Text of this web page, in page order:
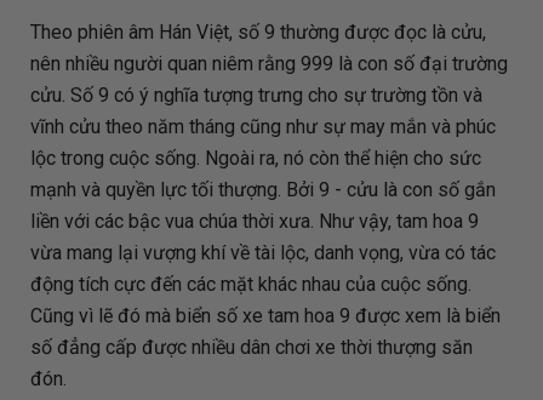
Theo phiên âm Hán Việt, số 9 thường được đọc là cửu,
nên nhiều người quan niêm rằng 999 là con số đại trường
cửu. Số 9 có ý nghĩa tượng trưng cho sự trường tồn và
vĩnh cửu theo năm tháng cũng như sự may mắn và phúc
lộc trong cuộc sống. Ngoài ra, nó còn thể hiện cho sức
mạnh và quyền lực tối thượng. Bởi 9 - cửu là con số gắn
liền với các bậc vua chúa thời xưa. Như vậy, tam hoa 9
vừa mang lại vượng khí về tài lộc, danh vọng, vừa có tác
động tích cực đến các mặt khác nhau của cuộc sống.
Cũng vì lẽ đó mà biển số xe tam hoa 9 được xem là biển
số đẳng cấp được nhiều dân chơi xe thời thượng săn
đón.